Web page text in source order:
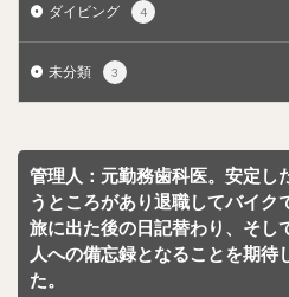
ダイビング 4
未分類 3
管理人：元勤務歯科医。安定し
うところがあり退職してバイク
旅に出た後の日記替わり、そし
人への備忘録となることを期待
た。